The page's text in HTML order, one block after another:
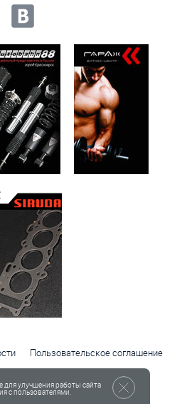
Пользовательское соглашение
магазин «Русподшипник»
улучшения работы сайта
с пользователями.